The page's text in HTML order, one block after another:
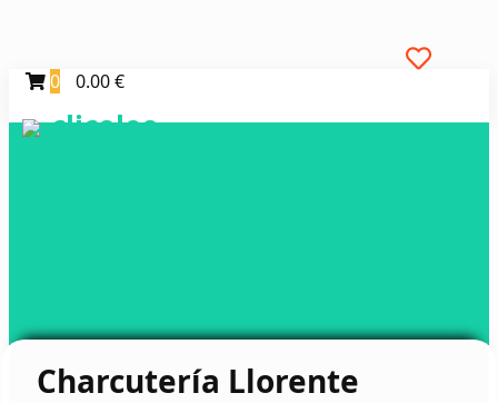
0 0.00 €
clicoleo
Charcutería Llorente